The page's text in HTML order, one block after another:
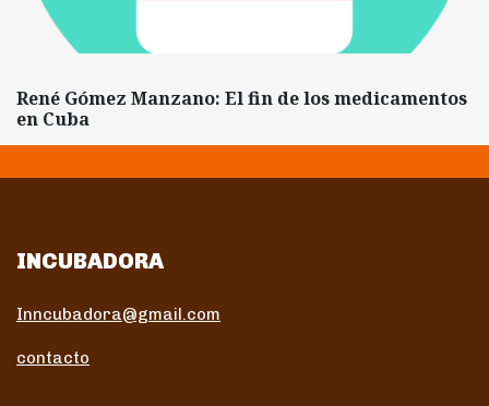
René Gómez Manzano: El fin de los medicamentos
en Cuba
INCUBADORA
Inncubadora@gmail.com
contacto